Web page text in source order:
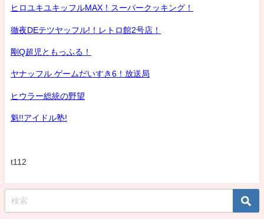
ヒロユキユキッフルMAX！スーパークッキング！
徹夜DEテツヤッフル!！レトロ館2号店！
剛Q超児ともっふる！
ヤナッフル ゲームだいすき6！放送局
ヒウラー総統の野望
魁!!アイドル塾!
t112